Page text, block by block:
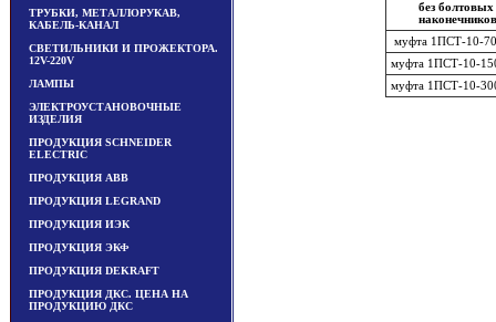
ТРУБКИ, МЕТАЛЛОРУКАВ,
КАБЕЛЬ-КАНАЛ
СВЕТИЛЬНИКИ И ПРОЖЕКТОРА.
12V-220V
ЛАМПЫ
ЭЛЕКТРОУСТАНОВОЧНЫЕ
ИЗДЕЛИЯ
ПРОДУКЦИЯ SCHNEIDER
ELECTRIC
ПРОДУКЦИЯ ABB
ПРОДУКЦИЯ LEGRAND
ПРОДУКЦИЯ ИЭК
ПРОДУКЦИЯ ЭКФ
ПРОДУКЦИЯ DEKRAFT
ПРОДУКЦИЯ ДКС. ЦЕНА НА
ПРОДУКЦИЮ ДКС
без болтовых
наконечников
муфта 1ПСТ-10-
муфта 1ПСТ-10-
муфта 1ПСТ-10-